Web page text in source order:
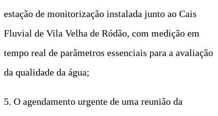
estação de monitorização instalada junto ao Cais
Fluvial de Vila Velha de Ródão, com medição em
tempo real de parâmetros essenciais para a avaliação
da qualidade da água;
5. O agendamento urgente de uma reunião da